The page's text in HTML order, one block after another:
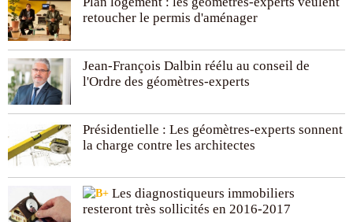
retoucher le permis d'aménager
Jean-François Dalbin réélu au conseil de
l'Ordre des géomètres-experts
Présidentielle : Les géomètres-experts sonnent
la charge contre les architectes
Les diagnostiqueurs immobiliers
resteront très sollicités en 2016-2017